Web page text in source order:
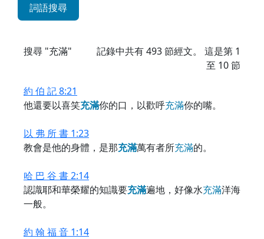
詞語搜尋
搜尋 "充滿" 記錄中共有493節經文。 這是第 1
至 10 節
約 伯 記 8:21
他還要以喜笑充滿你的口，以歡呼充滿你的嘴。
以 弗 所 書 1:23
教會是他的身體，是那充滿萬有者所充滿的。
哈 巴 谷 書 2:14
認識耶和華榮耀的知識要充滿遍地，好像水充滿洋海
一般。
約 翰 福 音 1:14